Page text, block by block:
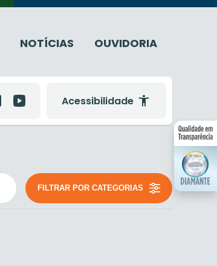
NOTÍCIAS OUVIDORIA
Acessibilidade
FILTRAR POR CATEGORIAS